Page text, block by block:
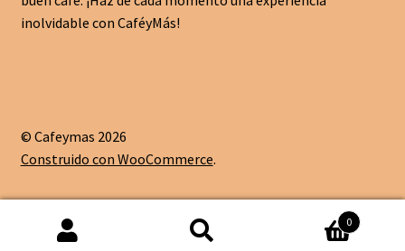
inolvidable con CaféyMás!
© Cafeymas 2026
Construido con WooCommerce.
0